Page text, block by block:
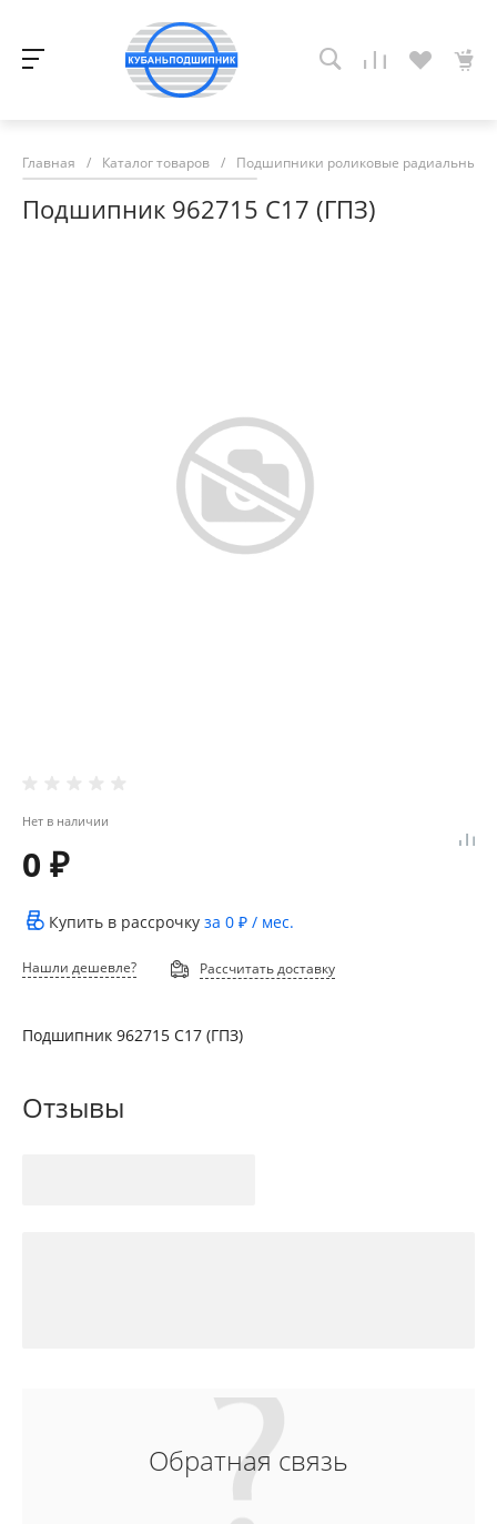
Главная / Каталог товаров / Подшипники роликовые радиальные
Подшипник 962715 С17 (ГПЗ)
Нет в наличии
0 ₽
Купить в рассрочку за 0 ₽ / мес.
Нашли дешевле? Рассчитать доставку
Подшипник 962715 С17 (ГПЗ)
Отзывы
Обратная связь